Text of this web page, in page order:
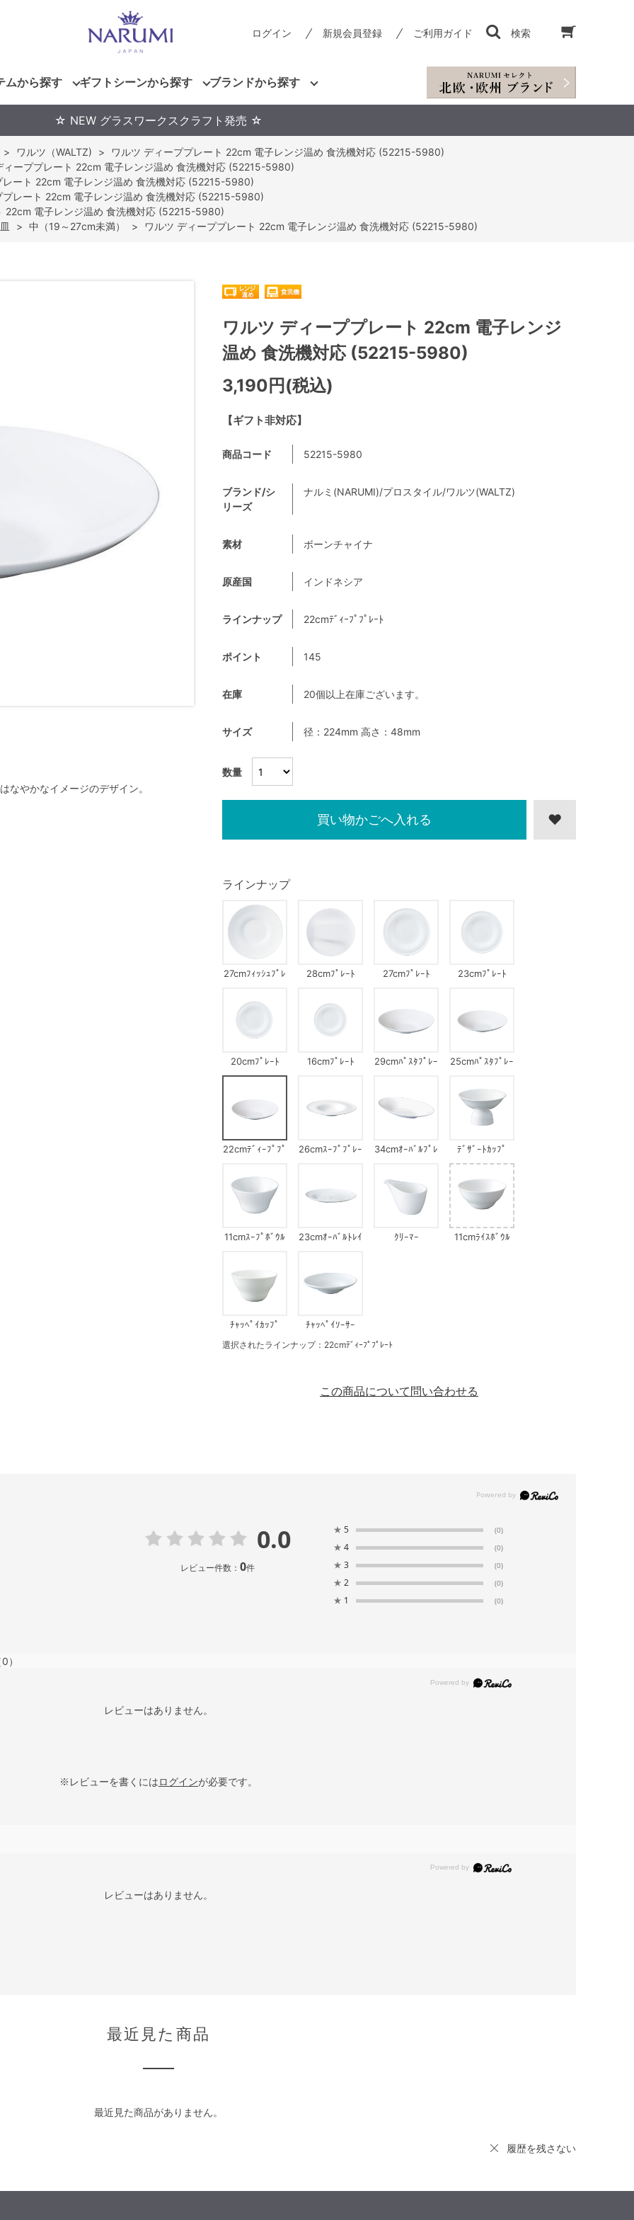
ログイン 新規会員登録 ご利用ガイド 検索
ムから探す ギフトシーンから探す ブランドから探す
☆ NEW グラスワークスクラフト発売 ☆
> ワルツ（WALTZ) >
ワルツ ディーププレート 22cm 電子レンジ温め 食洗機対応 (52215-5980)
ィーププレート 22cm 電子レンジ温め 食洗機対応 (52215-5980)
レート 22cm 電子レンジ温め 食洗機対応 (52215-5980)
プレート 22cm 電子レンジ温め 食洗機対応 (52215-5980)
22cm 電子レンジ温め 食洗機対応 (52215-5980)
> 中（19～27cm未満） > ワルツ ディーププレート 22cm 電子レンジ温め 食洗機対応 (52215-5980)
なやかなイメージのデザイン。
【ギフト非対応】
ワルツ ディーププレート 22cm 電子レンジ
温め 食洗機対応 (52215-5980)
3,190円(税込)
数量
商品コード 52215-5980
ブランド/シ
リーズ
ナルミ(NARUMI)/プロスタイル/ワルツ(WALTZ)
素材 ボーンチャイナ
原産国 インドネシア
ラインナップ 22cmﾃﾞｨｰﾌﾟﾌﾟﾚｰﾄ
ポイント 145
在庫 20個以上在庫ございます。
サイズ 径：224mm 高さ：48mm
ラインナップ
27cmﾌｨｯｼｭﾌﾟﾚ
28cmﾌﾟﾚｰﾄ 27cmﾌﾟﾚｰﾄ 23cmﾌﾟﾚｰﾄ
20cmﾌﾟﾚｰﾄ 16cmﾌﾟﾚｰﾄ
29cmﾊﾟｽﾀﾌﾟﾚｰ
25cmﾊﾟｽﾀﾌﾟﾚｰ
22cmﾃﾞｨｰﾌﾟﾌﾟ
26cmｽｰﾌﾟﾌﾟﾚｰ
34cmｵｰﾊﾞﾙﾌﾟﾚ
ﾃﾞｻﾞｰﾄｶｯﾌﾟ
11cmｽｰﾌﾟﾎﾞｳﾙ 23cmｵｰﾊﾞﾙﾄﾚｲ ｸﾘｰﾏｰ 11cmﾗｲｽﾎﾞｳﾙ
ﾁｬｯﾍﾟｲｶｯﾌﾟ ﾁｬｯﾍﾟｲｿｰｻｰ
選択されたラインナップ：22cmﾃﾞｨｰﾌﾟﾌﾟﾚｰﾄ
買い物かごへ入れる
この商品について問い合わせる
0.0
レビュー件数： 0件
★ 5 (0)
★ 4 (0)
★ 3 (0)
★ 2 (0)
★ 1 (0)
）
レビューはありません。
※レビューを書くにはログインが必要です。
レビューはありません。
最近見た商品
最近見た商品がありません。
履歴を残さない